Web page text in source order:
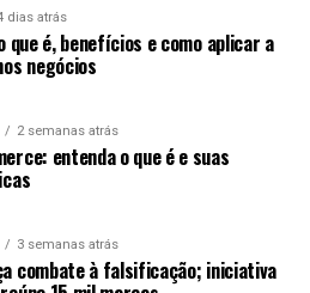
dias atrás
que é, benefícios e como aplicar a
negócios
2 semanas atrás
entenda o que é e suas
3 semanas atrás
combate à falsificação; iniciativa